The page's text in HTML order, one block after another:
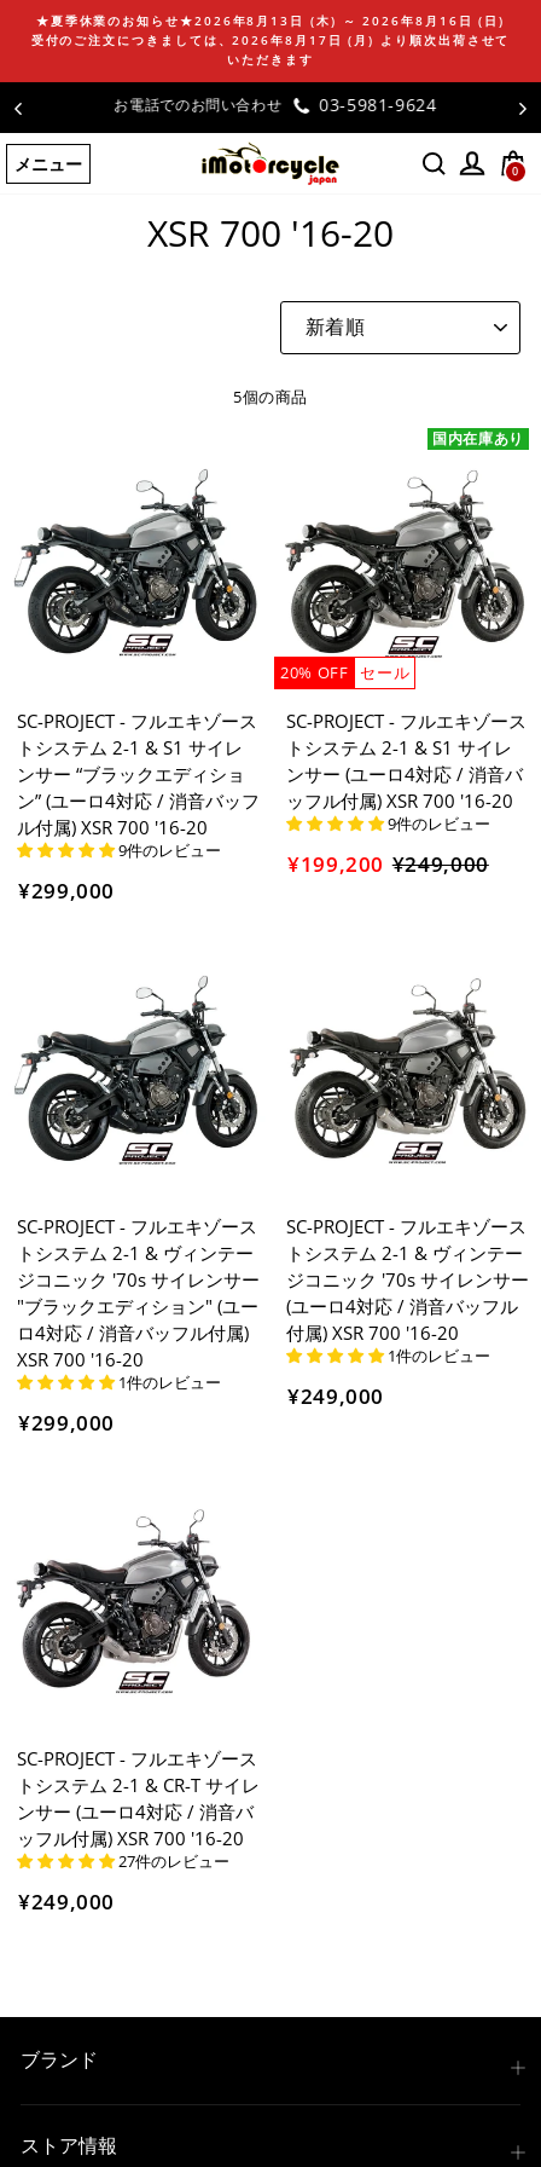
ン
ツ
に
ス
キ
★夏季休業のお知らせ★2026年8月13日 (木) ～ 2026年8月16日 (日)
受付のご注文につきましては、2026年8月17日 (月) より順次出荷させて
いただきます
お電話でのお問い合わせ 03-5981-9624
メニュー 0
ホームページ /XSR 700 '16-20
XSR 700 '16-20
並
替
5個の商品
SC-PROJECT - フルエキゾース
トシステム 2-1 & S1 サイレ
ンサー “ブラックエディショ
ン” (ユーロ4対応 / 消音バッフ
ル付属) XSR 700 '16-20
9件のレビュー
¥299,000
20% OFF セール
国内在庫あり
SC-PROJECT - フルエキゾース
トシステム 2-1 & S1 サイレ
ンサー (ユーロ4対応 / 消音バ
ッフル付属) XSR 700 '16-20
9件のレビュー
¥199,200 ¥249,000セ
SC-PROJECT - フルエキゾース
トシステム 2-1 & ヴィンテー
ジコニック '70s サイレンサー
"ブラックエディション" (ユー
ロ4対応 / 消音バッフル付属)
XSR 700 '16-20
1件のレビュー
¥299,000
SC-PROJECT - フルエキゾース
トシステム 2-1 & ヴィンテー
ジコニック '70s サイレンサー
(ユーロ4対応 / 消音バッフル
付属) XSR 700 '16-20
1件のレビュー
¥249,000
SC-PROJECT - フルエキゾース
トシステム 2-1 & CR-T サイレ
ンサー (ユーロ4対応 / 消音バ
ッフル付属) XSR 700 '16-20
27件のレビュー
¥249,000
ブランド
ストア情報